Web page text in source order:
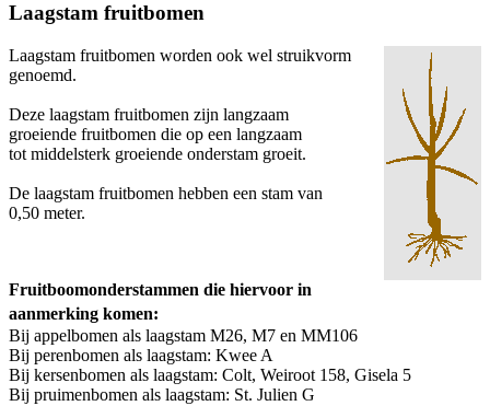
Laagstam fruitbomen
Laagstam fruitbomen worden ook wel struikvorm
genoemd.
Deze laagstam fruitbomen zijn langzaam
groeiende fruitbomen die op een langzaam
tot middelsterk groeiende onderstam groeit.
De laagstam fruitbomen hebben een stam van
0,50 meter.
Fruitboomonderstammen die hiervoor in
aanmerking komen:
Bij appelbomen als laagstam M26, M7 en MM106
Bij perenbomen als laagstam: Kwee A
Bij kersenbomen als laagstam: Colt, Weiroot 158, Gisela 5
Bij pruimenbomen als laagstam: St. Julien G